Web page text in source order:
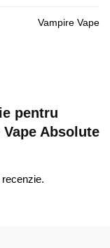
Vampire Vape
pentru
Absolute